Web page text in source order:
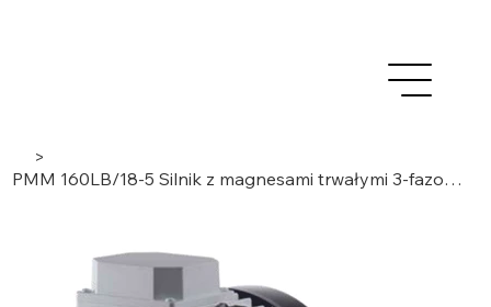
>
PMM 160LB/18-5 Silnik z magnesami trwałymi 3-fazowy/ 18 biegunów/ 5 modułów